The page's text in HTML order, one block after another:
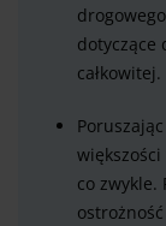
dotyczące
całkowitej.
co zwykle.